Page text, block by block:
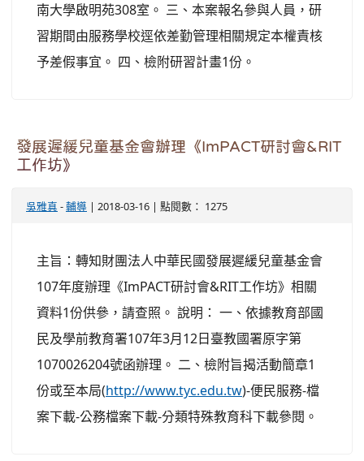
南大學啟明苑308室。 三、本案報名參與人員，研
習期間由服務學校逕依差勤管理相關規定本權責核
予差假事宜。 四、檢附研習計畫1份。
發展遲緩兒童基金會辦理《ImPACT研討會&RIT
工作坊》
吳雅真 -輔導 | 2018-03-16 | 點閱數： 1275
主旨：轉知財團法人中華民國發展遲緩兒童基金會
107年度辦理《ImPACT研討會&RIT工作坊》相關
資料1份供參，請查照。 說明： 一、依據教育部國
民及學前教育署107年3月12日臺教國署原字第
1070026204號函辦理。 二、檢附旨揭活動簡章1
份或至本局(http://www.tyc.edu.tw)-便民服務-檔
案下載-公務檔案下載-分類特殊教育科下載參閱。